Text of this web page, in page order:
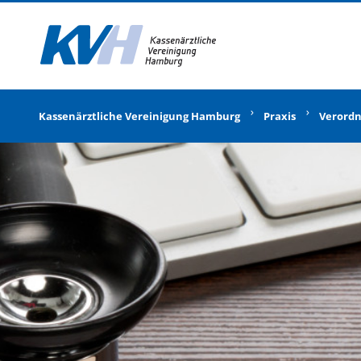
Kassenärztliche Vereinigung Hamburg Praxis